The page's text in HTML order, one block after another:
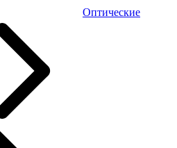
Оптические